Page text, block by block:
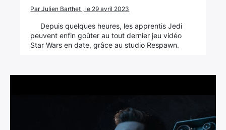
Par Julien Barthet , le 29 avril 2023
Depuis quelques heures, les apprentis Jedi
peuvent enfin goûter au tout dernier jeu vidéo
Star Wars en date, grâce au studio Respawn.